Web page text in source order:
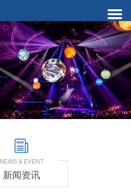
NEWS & EVENT
新闻资讯